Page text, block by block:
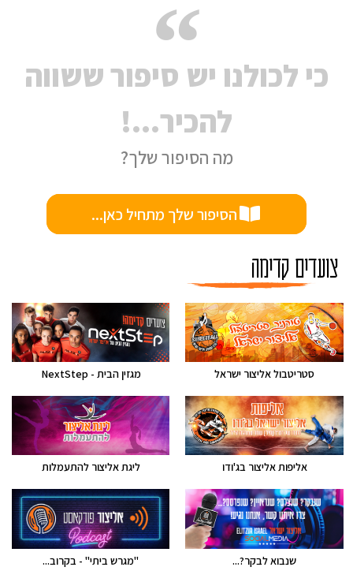
כי לכולנו יש סיפור ששווה
להכיר...!
מה הסיפור שלך?
הסיפור שלך מתחיל כאן...
צועדים קדימה
סטריטבול אליצור ישראל מגזין הבית - NextStep
אליפות אליצור בג'ודו ליגת אליצור להתעמלות
שנבוא לבקר?... "מגרש ביתי" - בקרוב...